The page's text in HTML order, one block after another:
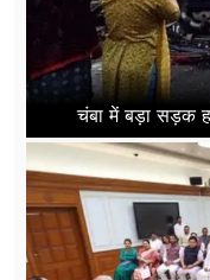
चंबा में बड़ा सड़क